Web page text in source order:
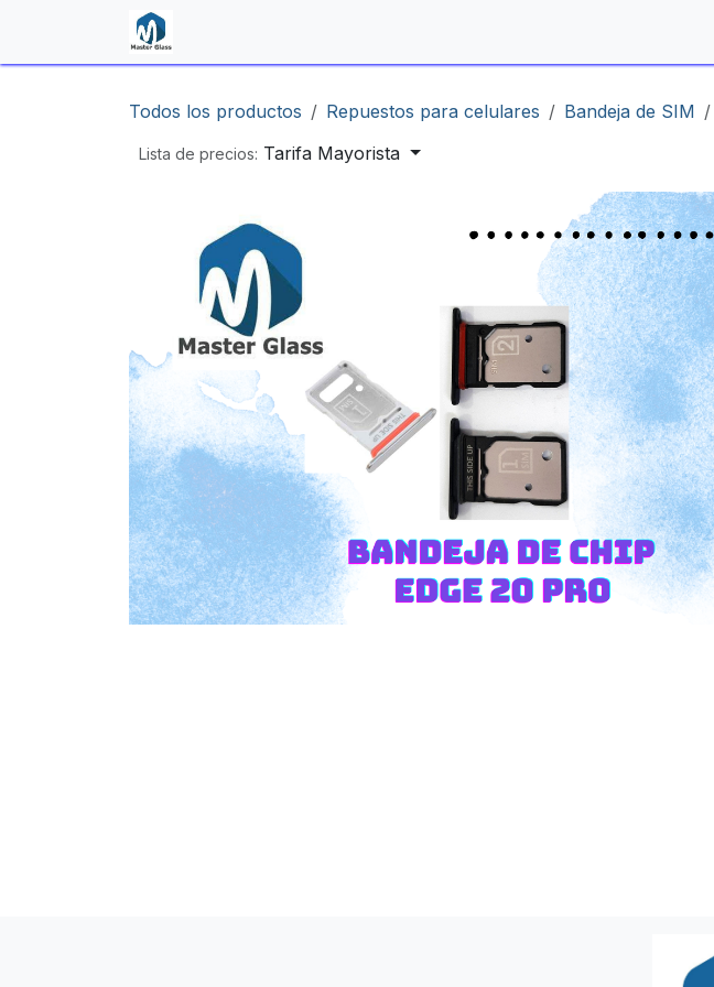
Todos los productos Repuestos para celulares Bandeja de SIM
Lista de precios: Tarifa Mayorista